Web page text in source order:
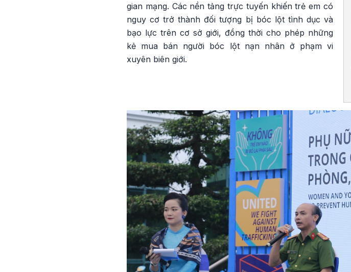
gian mạng. Các nền tảng trực tuyến khiến trẻ em có
nguy cơ trở thành đối tượng bị bóc lột tình dục và
bạo lực trên cơ sở giới, đồng thời cho phép những
kẻ mua bán người bóc lột nạn nhân ở phạm vi
xuyên biên giới.